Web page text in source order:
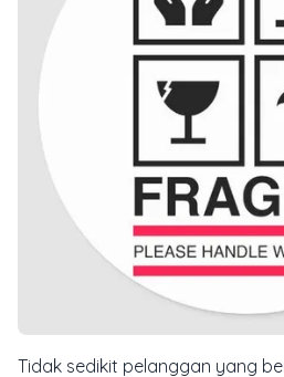
Tidak sedikit pelanggan yang